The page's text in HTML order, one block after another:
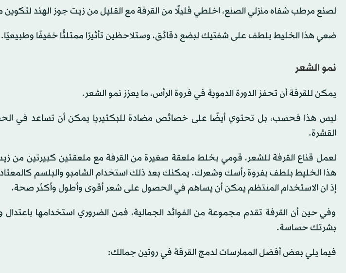
لصنع مرطب شفاه منزلي الصنع، اخلطي قليلًا من القرفة مع القليل من زيت جوز الهند
ضعي هذا الخليط بلطف على شفتيك لبضع دقائق، وستلاحظين تأثيرًا ممتلئًا خفيفًا وطبيعيًا.
نمو الشعر
يمكن للقرفة أن تحفز الدورة الدموية في فروة الرأس، ما يعزز نمو الشعر.
ليس هذا فحسب، بل تحتوي أيضًا على خصائص مضادة للبكتيريا يمكن أن تساعد في
القشرة.
لعمل قناع القرفة للشعر، قومي بخلط ملعقة صغيرة من القرفة مع ملعقتين كبيرتين من
إذ ان الاستخدام المنتظم يمكن أن يساهم في الحصول على شعر أقوى وأطول وأكثر صحة.
وفي حين أن القرفة تقدم مجموعة من الفوائد الجمالية، فمن الضروري استخدامها باعتدال
بشرتك حساسة.
فيما يلي بعض أفضل الممارسات لدمج القرفة في روتين جمالك: